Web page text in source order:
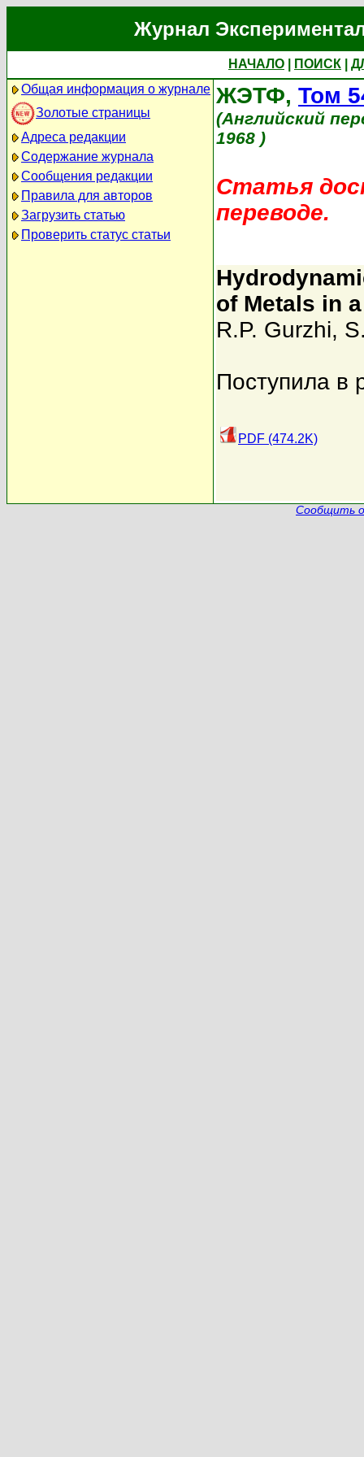
Журнал
НАЧАЛО ПОИСК
Общая информация о журнале
Золотые страницы
Адреса редакции
Содержание журнала
Сообщения редакции
Правила для авторов
Загрузить статью
Проверить статус статьи
ЖЭТФ, Том
(Английский
1968 )
Статья
переводе.
of Metals in
R.P. Gurzhi,
Поступила в
PDF (474.2K)
Сообщить о